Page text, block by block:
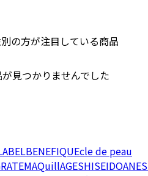
の方が注目している商品
見つかりませんでした
BENEFIQUEcle de peau
MAQuillAGESHISEIDO